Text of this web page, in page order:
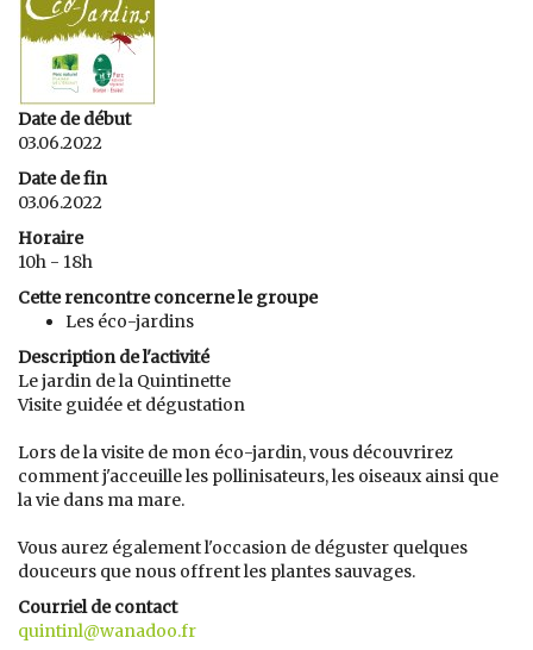
Date de début
03.06.2022
Date de fin
03.06.2022
Horaire
10h - 18h
Cette rencontre concerne le groupe
Les éco-jardins
Description de l'activité
Le jardin de la Quintinette
Visite guidée et dégustation
Lors de la visite de mon éco-jardin, vous découvrirez
comment j'acceuille les pollinisateurs, les oiseaux ainsi que
la vie dans ma mare.
Vous aurez également l'occasion de déguster quelques
douceurs que nous offrent les plantes sauvages.
Courriel de contact
quintinl@wanadoo.fr